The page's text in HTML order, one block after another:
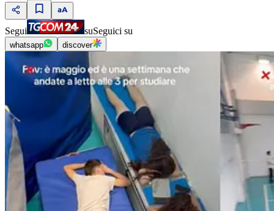
Segui suSeguici su
whatsapp discover